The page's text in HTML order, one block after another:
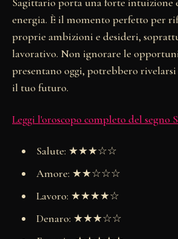
energia. È il momento perfetto per
proprie ambizioni e desideri,
lavorativo. Non ignorare le
presentano oggi, potrebbero
il tuo futuro.
Leggi l'oroscopo completo del segno
Salute: ★★★☆☆
Amore: ★★☆☆☆
Lavoro: ★★★★☆
Denaro: ★★★☆☆